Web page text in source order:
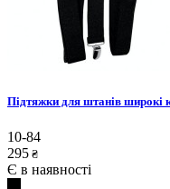
Підтяжки для штанів широкі
10-84
295 ₴
Є в наявності